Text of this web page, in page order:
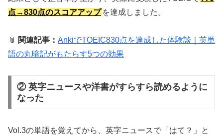
点→830点のスコアアップ を達成しました。
📎 関連記事： AnkiでTOEIC830点を達成した体験談｜英単
語の丸暗記がもたらす5つの効果
② 英字ニュースや洋書がすらすら読めるように
なった
Vol.3の単語を覚えてから、英字ニュースで「はて？」と